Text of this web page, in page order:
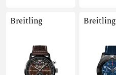
Breitling Breitling